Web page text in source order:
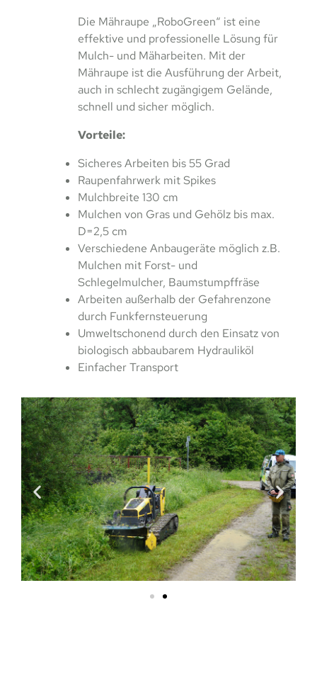
Die Mähraupe „RoboGreen“ ist eine
effektive und professionelle Lösung für
Mulch- und Mäharbeiten. Mit der
Mähraupe ist die Ausführung der Arbeit,
auch in schlecht zugängigem Gelände,
schnell und sicher möglich.
Vorteile:
Sicheres Arbeiten bis 55 Grad
Raupenfahrwerk mit Spikes
Mulchbreite 130 cm
Mulchen von Gras und Gehölz bis max.
D=2,5 cm
Verschiedene Anbaugeräte möglich z.B.
Mulchen mit Forst- und
Schlegelmulcher, Baumstumpffräse
Arbeiten außerhalb der Gefahrenzone
durch Funkfernsteuerung
Umweltschonend durch den Einsatz von
biologisch abbaubarem Hydrauliköl
Einfacher Transport